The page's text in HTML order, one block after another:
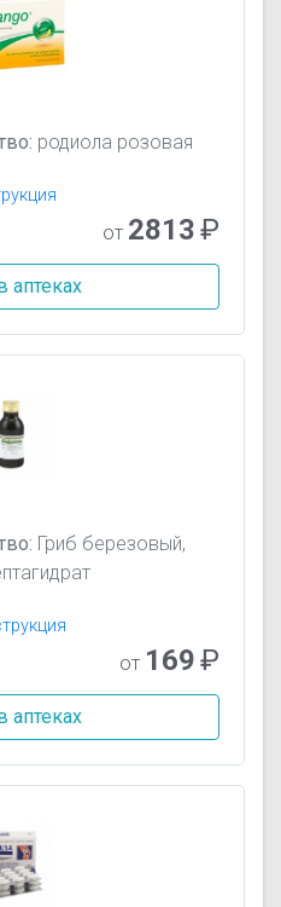
родиола розовая
от 2813₽
аптеках
Гриб березовый,
от 169₽
аптеках